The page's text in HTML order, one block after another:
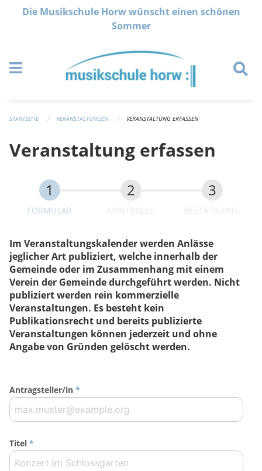
Navigation überspringen
Die Musikschule Horw wünscht einen schönen
Sommer
STARTSEITE VERANSTALTUNGEN VERANSTALTUNG ERFASSEN
Veranstaltung erfassen
FORMULAR KONTROLLE BESTÄTIGUNG
Im Veranstaltungskalender werden Anlässe
jeglicher Art publiziert, welche innerhalb der
Gemeinde oder im Zusammenhang mit einem
Verein der Gemeinde durchgeführt werden. Nicht
publiziert werden rein kommerzielle
Veranstaltungen. Es besteht kein
Publikationsrecht und bereits publizierte
Veranstaltungen können jederzeit und ohne
Angabe von Gründen gelöscht werden.
Antragsteller/in *
Titel *